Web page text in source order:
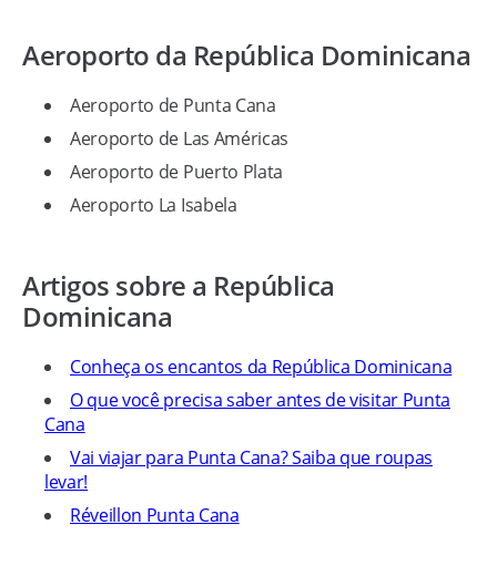
Aeroporto da República Dominicana
Aeroporto de Punta Cana
Aeroporto de Las Américas
Aeroporto de Puerto Plata
Aeroporto La Isabela
Artigos sobre a República
Dominicana
Conheça os encantos da República Dominicana
O que você precisa saber antes de visitar Punta
Cana
Vai viajar para Punta Cana? Saiba que roupas
levar!
Réveillon Punta Cana